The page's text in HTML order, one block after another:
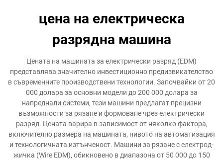
цена на електрическа
разрядна машина
Цената на машината за електрически разряд (EDM)
представлява значително инвестиционно предизвикателство
в съвременните производствени технологии. Започвайки от 20
000 долара за основни модели до 200 000 долара за
напреднали системи, тези машини предлагат прецизни
възможности за рязане и формоване чрез електрически
разряд. Цената варира в зависимост от няколко фактора,
включително размера на машината, нивото на автоматизация
и технологичната изтънченост. Машини за рязане с електрод-
жичка (Wire EDM), обикновено в диапазона от 50 000 до 150